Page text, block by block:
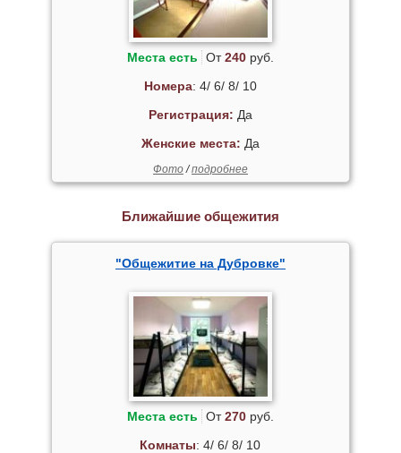
Места есть От240руб.
Номера: 4/ 6/ 8/ 10
Регистрация: Да
Женские места: Да
Фото/подробнее
Ближайшие общежития
"Общежитие на Дубровке"
Места есть От270руб.
Комнаты: 4/ 6/ 8/ 10